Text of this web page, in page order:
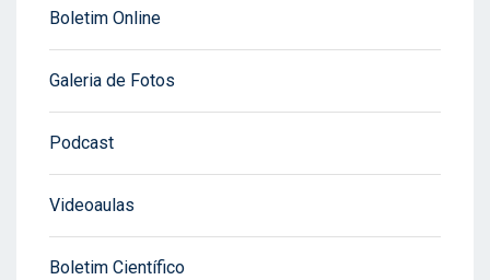
Boletim Online
Galeria de Fotos
Podcast
Videoaulas
Boletim Científico